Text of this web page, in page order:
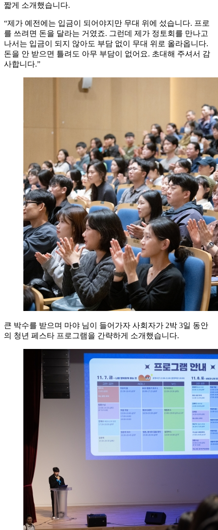
짧게 소개했습니다.
“제가 예전에는 입금이 되어야지만 무대 위에 섰습니다. 프로
를 쓰려면 돈을 달라는 거였죠. 그런데 제가 정토회를 만나고
나서는 입금이 되지 않아도 부담 없이 무대 위로 올라옵니다.
돈을 안 받으면 틀려도 아무 부담이 없어요. 초대해 주셔서 감
사합니다.”
큰 박수를 받으며 마야 님이 들어가자 사회자가 2박 3일 동안
의 청년 페스타 프로그램을 간략하게 소개했습니다.